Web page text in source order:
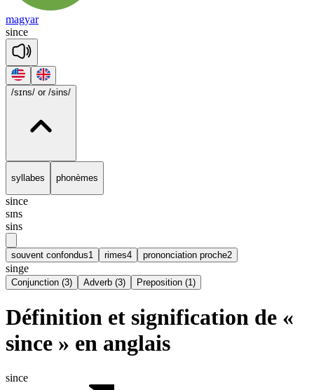
magyar
since
/sɪns/ or /sins/
syllabes phonèmes
since
sɪns
sins
souvent confondus1 rimes4 prononciation proche2
singe
Conjunction (3) Adverb (3) Preposition (1)
Définition et signification de «
since » en anglais
since